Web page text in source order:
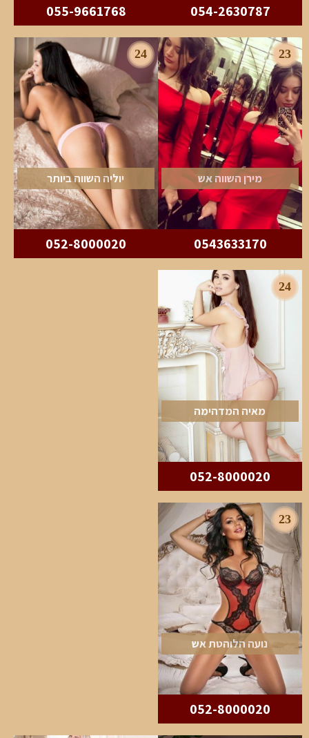
054-2630787
055-9661768
23
מירן השווה אש
0543633170
24
יוליה השווה ביותר
052-8000020
24
מאיה המדהימה
052-8000020
23
נועה הלוהטת אש
052-8000020